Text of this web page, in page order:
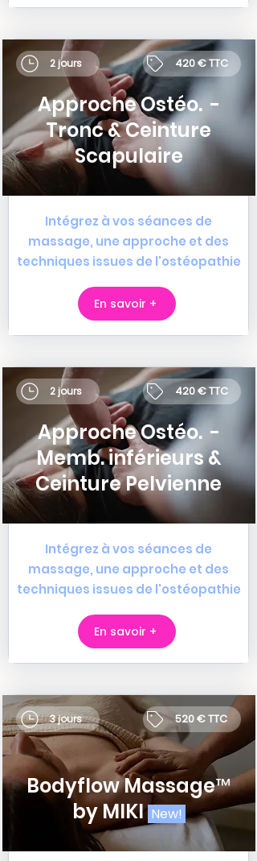
Approche Ostéo. -
Tronc & Ceinture
Scapulaire
2 jours 420 € TTC
Intégrez à vos séances de
massage, une approche et des
techniques issues de l'ostéopathie
En savoir +
Approche Ostéo. -
Memb. inférieurs &
Ceinture Pelvienne
2 jours 420 € TTC
Intégrez à vos séances de
massage, une approche et des
techniques issues de l'ostéopathie
En savoir +
Bodyflow Massage™
by MIKINew!
3 jours 520 € TTC